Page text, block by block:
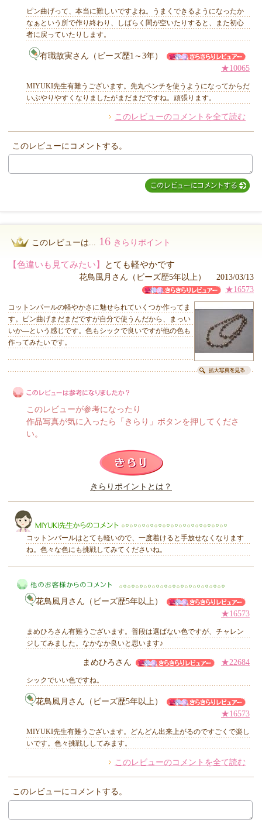
ピン曲げって、本当に難しいですよね。うまくできるようになったか
なぁという所で作り終わり、しばらく間が空いたりすると、また初心
者に戻っていたりします。
有職故実さん（ビーズ歴1～3年）
★10065
MIYUKI先生有難うございます。先丸ペンチを使うようになってからだ
いぶやりやすくなりましたがまだまだですね。頑張ります。
このレビューのコメントを全て読む
このレビューにコメントする。
このレビューは... 16 きらりポイント
【色違いも見てみたい】 とても軽やかです
花鳥風月さん（ビーズ歴5年以上） 2013/03/13
★16573
コットンパールの軽やかさに魅せられていくつか作ってま
す。ピン曲げまだまだですが自分で使うんだから、まっい
いか―という感じです。色もシックで良いですが他の色も
作ってみたいです。
このレビューは参考になりましたか？
このレビューが参考になったり
作品写真が気に入ったら「きらり」ボタンを押してくださ
い。
きらりポイントとは？
MIYUKI先生からのコメント
コットンパールはとても軽いので、一度着けると手放せなくなります
ね。色々な色にも挑戦してみてくださいね。
他のお客様からのコメント
花鳥風月さん（ビーズ歴5年以上）
★16573
まめひろさん有難うございます。普段は選ばない色ですが、チャレン
ジしてみました。なかなか良いと思います♪
まめひろさん ★22684
シックでいい色ですね。
花鳥風月さん（ビーズ歴5年以上）
★16573
MIYUKI先生有難うございます。どんどん出来上がるのですごくで楽し
いです。色々挑戦ししてみます。
このレビューのコメントを全て読む
このレビューにコメントする。